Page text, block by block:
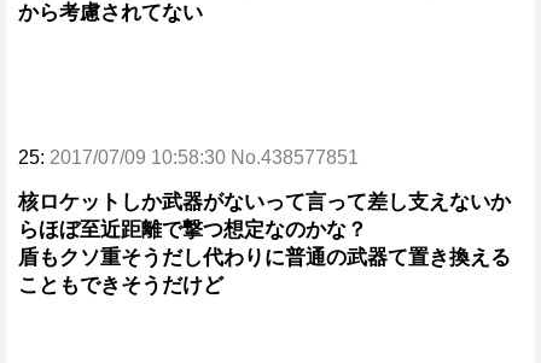
から考慮されてない
25: 2017/07/09 10:58:30 No.438577851
核ロケットしか武器がないって言って差し支えないか
らほぼ至近距離で撃つ想定なのかな？
盾もクソ重そうだし代わりに普通の武器て置き換える
こともできそうだけど